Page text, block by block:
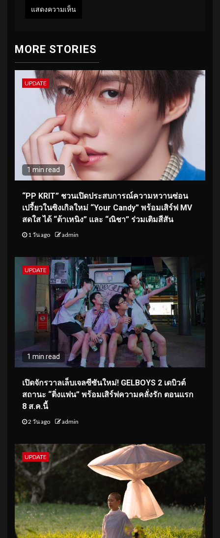
MORE STORIES
UPDATE
1 min read
“PP KRIT” ชวนเปิดประสบการณ์ความหวานซ่อน
เปรี้ยวในซิงเกิลใหม่ “Your Candy” พร้อมเสิร์ฟ MV
สดใส ได้ “ต้าเหนิง” และ “ณิชา” ร่วมเติมสีสัน
1 วัน ago admin
UPDATE
1 min read
เปิดจักรวาลเล็บเจลซีซันใหม่! GELBOYS 2 เดบิวต์
สถานะ “ติ่งแฟน” พร้อมเสิร์ฟความคลั่งรัก ตอนแรก
8 ส.ค.นี้
2 วัน ago admin
UPDATE